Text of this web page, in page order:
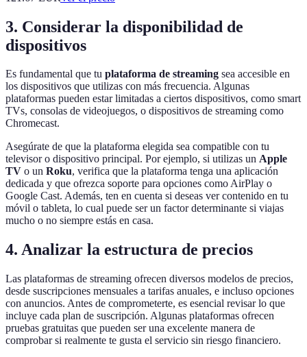
3. Considerar la disponibilidad de
dispositivos
Es fundamental que tu plataforma de streaming sea accesible en
los dispositivos que utilizas con más frecuencia. Algunas
plataformas pueden estar limitadas a ciertos dispositivos, como smart
TVs, consolas de videojuegos, o dispositivos de streaming como
Chromecast.
Asegúrate de que la plataforma elegida sea compatible con tu
televisor o dispositivo principal. Por ejemplo, si utilizas un Apple
TV o un Roku, verifica que la plataforma tenga una aplicación
dedicada y que ofrezca soporte para opciones como AirPlay o
Google Cast. Además, ten en cuenta si deseas ver contenido en tu
móvil o tableta, lo cual puede ser un factor determinante si viajas
mucho o no siempre estás en casa.
4. Analizar la estructura de precios
Las plataformas de streaming ofrecen diversos modelos de precios,
desde suscripciones mensuales a tarifas anuales, e incluso opciones
con anuncios. Antes de comprometerte, es esencial revisar lo que
incluye cada plan de suscripción. Algunas plataformas ofrecen
pruebas gratuitas que pueden ser una excelente manera de
comprobar si realmente te gusta el servicio sin riesgo financiero.